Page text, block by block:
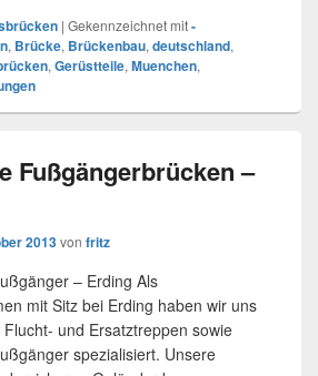
| Gekennzeichnet mit-
, Brücke, Brückenbau, deutschland,
, Gerüstteile, Muenchen,
Fußgängerbrücken –
2013von fritz
– Erding Als
mit Sitz bei Erding haben wir uns
und Ersatztreppen sowie
spezialisiert. Unsere